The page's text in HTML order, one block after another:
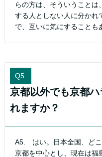
らの方は、そういうこと
する人としない人に分かれ
で、互いに気にすることも
Q5.
京都以外でも京都
れますか？
A5. はい。日本全国、どこ
京都を中心とし、現在は福